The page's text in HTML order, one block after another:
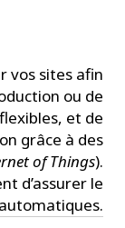
vos sites afin
ou de
et de
grâce à des
of Things).
d’assurer le